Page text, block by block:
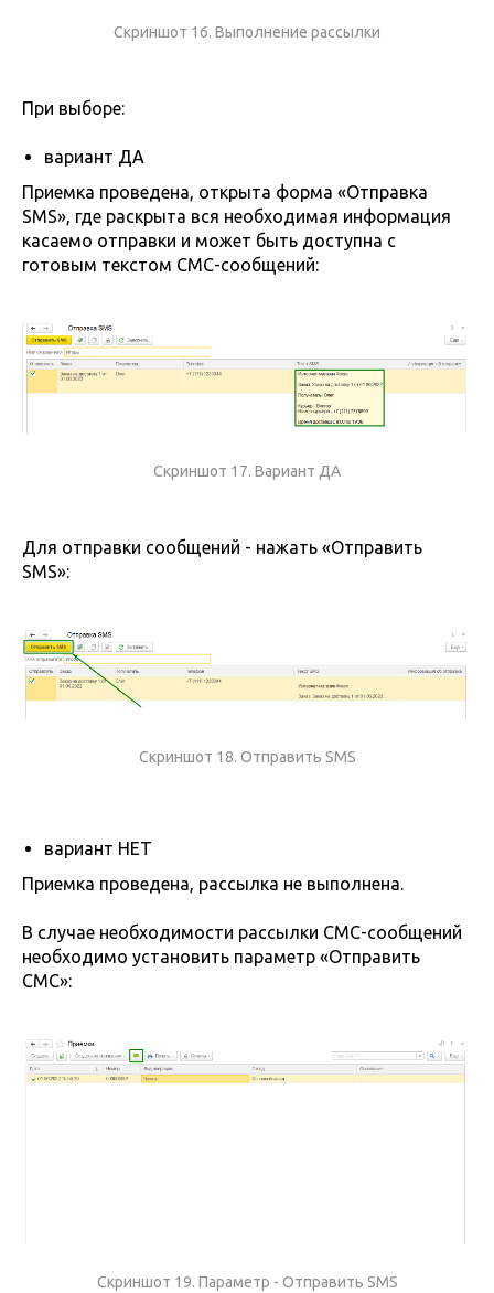
Скриншот 16. Выполнение рассылки
При выборе:
вариант ДА
Приемка проведена, открыта форма «Отправка
SMS», где раскрыта вся необходимая информация
касаемо отправки и может быть доступна с
готовым текстом СМС-сообщений:
Скриншот 17. Вариант ДА
Для отправки сообщений - нажать «Отправить
SMS»:
Скриншот 18. Отправить SMS
вариант НЕТ
Приемка проведена, рассылка не выполнена.
В случае необходимости рассылки СМС-сообщений
необходимо установить параметр «Отправить
СМС»:
Скриншот 19. Параметр - Отправить SMS